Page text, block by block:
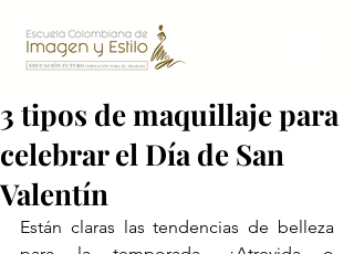
3 tipos de maquillaje para
celebrar el Día de San
Valentín
Están claras las tendencias de belleza